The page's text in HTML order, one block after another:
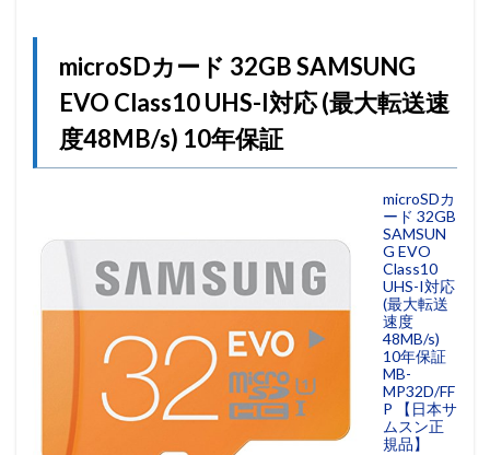
microSDカード 32GB SAMSUNG
EVO Class10 UHS-I対応 (最大転送速
度48MB/s) 10年保証
microSDカ
ード 32GB
SAMSUN
G EVO
Class10
UHS-I対応
(最大転送
速度
48MB/s)
10年保証
MB-
MP32D/FF
P 【日本サ
ムスン正
規品】